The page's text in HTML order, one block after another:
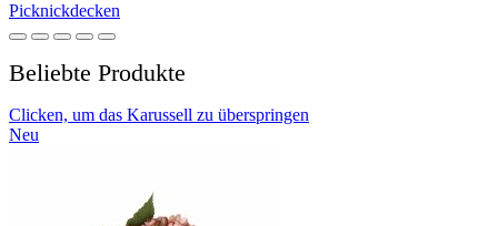
Picknickdecken
Beliebte Produkte
Clicken, um das Karussell zu überspringen
Neu